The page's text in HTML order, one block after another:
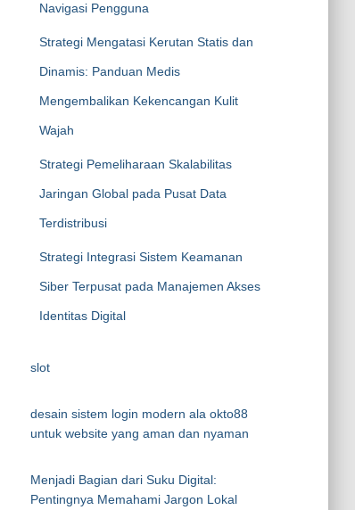
Navigasi Pengguna
Strategi Mengatasi Kerutan Statis dan
Dinamis: Panduan Medis
Mengembalikan Kekencangan Kulit
Wajah
Strategi Pemeliharaan Skalabilitas
Jaringan Global pada Pusat Data
Terdistribusi
Strategi Integrasi Sistem Keamanan
Siber Terpusat pada Manajemen Akses
Identitas Digital
slot
desain sistem login modern ala okto88
untuk website yang aman dan nyaman
Menjadi Bagian dari Suku Digital:
Pentingnya Memahami Jargon Lokal